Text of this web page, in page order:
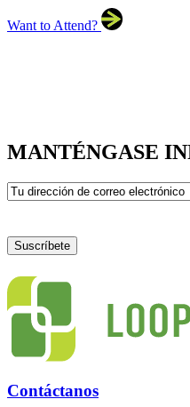
Want to Attend?
MANTÉNGASE
Correo
electrónico
Contáctanos